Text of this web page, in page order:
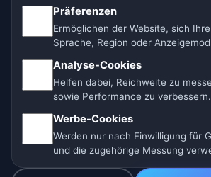
🇩🇪🇦🇹🇨🇭 Deutschland /
🌎 Lateinamerika und Spanien 🇮🇳
🌍 Internationales
21135550 |
© 2026 Vorhersage Online · Daten: Open-
BrightSky · OpenWeatherMap ·
Präferenzen
Ermöglichen der Website, sich
Sprache, Region oder
Analyse-Cookies
Helfen dabei, Reichweite zu
sowie Performance zu verbessern.
Werbe-Cookies
Werden nur nach Einwilligung für
und die zugehörige Messung